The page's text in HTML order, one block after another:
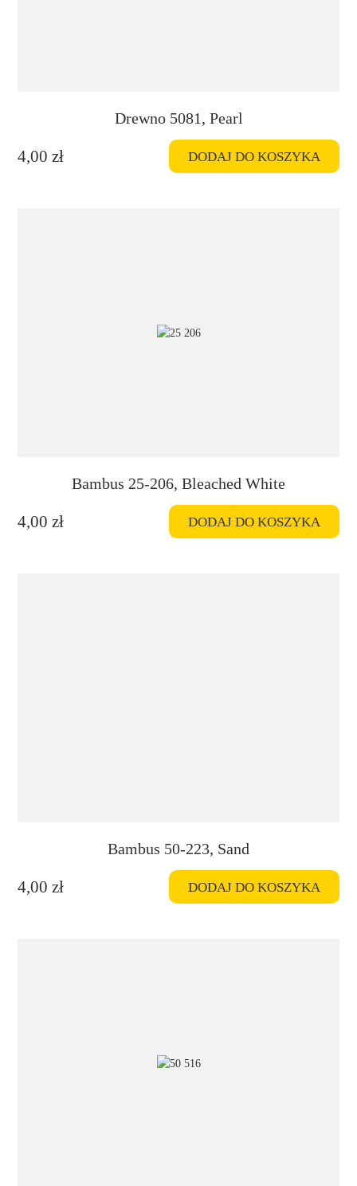
Drewno 5081, Pearl
4,00 zł DODAJ DO KOSZYKA
Bambus 25-206, Bleached White
4,00 zł DODAJ DO KOSZYKA
Bambus 50-223, Sand
4,00 zł DODAJ DO KOSZYKA